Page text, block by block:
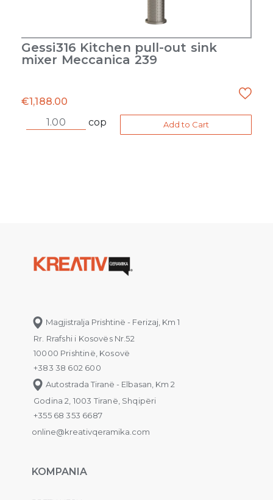
Gessi316 Kitchen pull-out sink
mixer Meccanica 239
€1,188.00
cop
Add to Cart
Magjistralja Prishtinë - Ferizaj, Km 1
Rr. Rrafshi i Kosovës Nr.52
10000 Prishtinë, Kosovë
+383 38 602 600
Autostrada Tiranë - Elbasan, Km 2
Godina 2, 1003 Tiranë, Shqipëri
+355 68 353 6687
online@kreativqeramika.com
KOMPANIA